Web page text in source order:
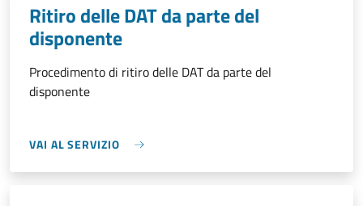
Ritiro delle DAT da parte del
disponente
Procedimento di ritiro delle DAT da parte del
disponente
VAI AL SERVIZIO